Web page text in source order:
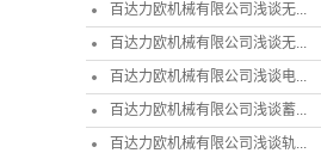
百达力欧机械有限公司浅谈无...
百达力欧机械有限公司浅谈无...
百达力欧机械有限公司浅谈电...
百达力欧机械有限公司浅谈蓄...
百达力欧机械有限公司浅谈轨...